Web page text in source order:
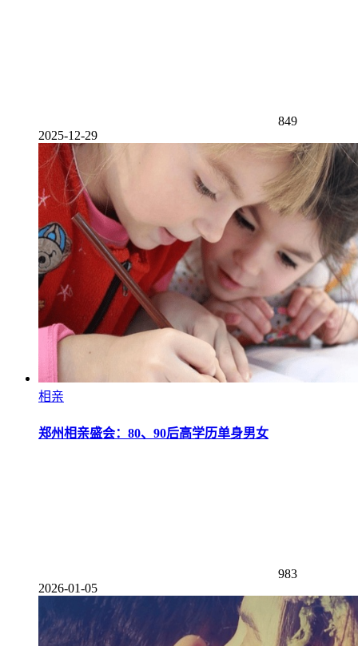
849
2025-12-29
相亲
郑州相亲盛会：80、90后高学历单身男女
983
2026-01-05